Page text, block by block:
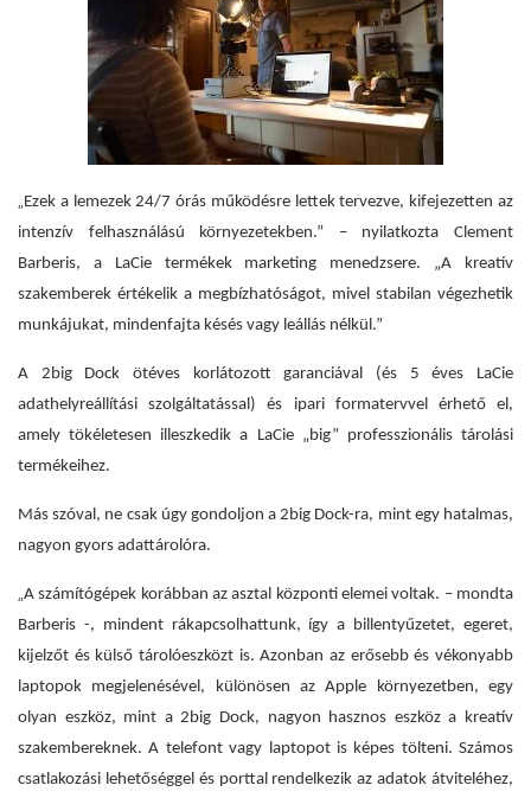
„Ezek a lemezek 24/7 órás működésre lettek tervezve, kifejezetten az
intenzív felhasználású környezetekben.” – nyilatkozta Clement
Barberis, a LaCie termékek marketing menedzsere. „A kreatív
szakemberek értékelik a megbízhatóságot, mivel stabilan végezhetik
munkájukat, mindenfajta késés vagy leállás nélkül.”
A 2big Dock ötéves korlátozott garanciával (és 5 éves LaCie
adathelyreállítási szolgáltatással) és ipari formatervvel érhető el,
amely tökéletesen illeszkedik a LaCie „big” professzionális tárolási
termékeihez.
Más szóval, ne csak úgy gondoljon a 2big Dock-ra, mint egy hatalmas,
nagyon gyors adattárolóra.
„A számítógépek korábban az asztal központi elemei voltak. – mondta
Barberis -, mindent rákapcsolhattunk, így a billentyűzetet, egeret,
kijelzőt és külső tárolóeszközt is. Azonban az erősebb és vékonyabb
laptopok megjelenésével, különösen az Apple környezetben, egy
olyan eszköz, mint a 2big Dock, nagyon hasznos eszköz a kreatív
szakembereknek. A telefont vagy laptopot is képes tölteni. Számos
csatlakozási lehetőséggel és porttal rendelkezik az adatok átviteléhez,